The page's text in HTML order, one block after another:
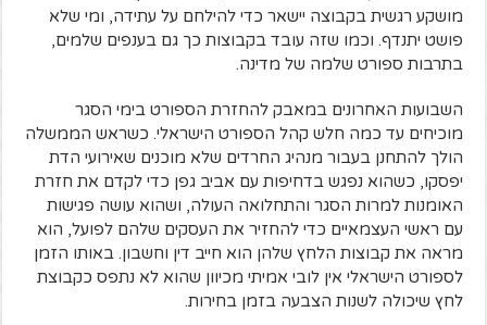
מושקע רגשית בקבוצה יישאר כדי להילחם על עתידה, ומי שלא
פושט יתנדף. וכמו שזה עובד בקבוצות כך גם בענפים שלמים,
בתרבות ספורט שלמה של מדינה.
השבועות האחרונים במאבק להחזרת הספורט בימי הסגר
מוכיחים עד כמה חלש קהל הספורט הישראלי. כשראש הממשלה
הולך להתחנן בעבור מנהיג החרדים שלא מוכנים שאירועי הדת
יפסקו, כשהוא נפגש בדחיפות עם אביב גפן כדי לקדם את חזרת
האומנות למרות הסגר והתחלואה העולה, ושהוא עושה פגישות
עם ראשי העצמאיים כדי להחזיר את העסקים שלהם לפועל, הוא
מראה את קבוצות הלחץ שלהן הוא חייב דין וחשבון. באותו הזמן
לספורט הישראלי אין לובי אמיתי מכיוון שהוא לא נתפס כקבוצת
לחץ שיכולה לשנות הצבעה בזמן בחירות.